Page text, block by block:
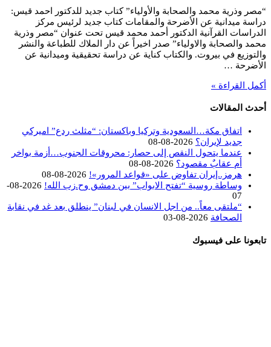
“مصر وذرية محمد والصحابة والأولياء” كتاب جديد للدكتور احمد قيس:
دراسة ميدانية عن الأضرحة والمقامات كتاب جديد لرئيس مركز
الدراسات القرآنية الدكتور أحمد محمد قيس تحت عنوان “مصر وذرية
محمد والصحابة والاولياء” صدر اخيراً عن دار الملاك للطباعة والنشر
والتوزيع في بيروت. والكتاب كناية عن دراسة تحقيقية وميدانية عن
الأضرحة …
أكمل القراءة »
أحدث المقالات
اتفاق مكة…السعودية وتركيا وباكستان: “مثلث ردع” اميركي
جديد لإيران؟ 2026-08-08
عندما يتحول النقص إلى حصار: محروقات الجنوب…أزمة بواخر
أم عقابٌ مقصود؟ 2026-08-08
هرمز..إيران تفاوض على «قواعد المرور»! 2026-08-08
وساطة روسية “تفتح الابواب” بين دمشق وح.زب الله!
2026-08-
07
“ملتقى معاً.. من اجل الانسان في لبنان” ينطلق بعد غد في نقابة
الصحافة 2026-08-03
تابعونا على فيسبوك